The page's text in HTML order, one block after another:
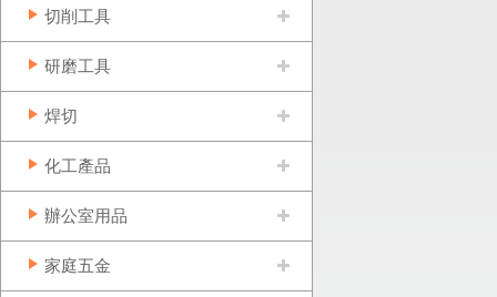
切削工具
研磨工具
焊切
化工產品
辦公室用品
家庭五金